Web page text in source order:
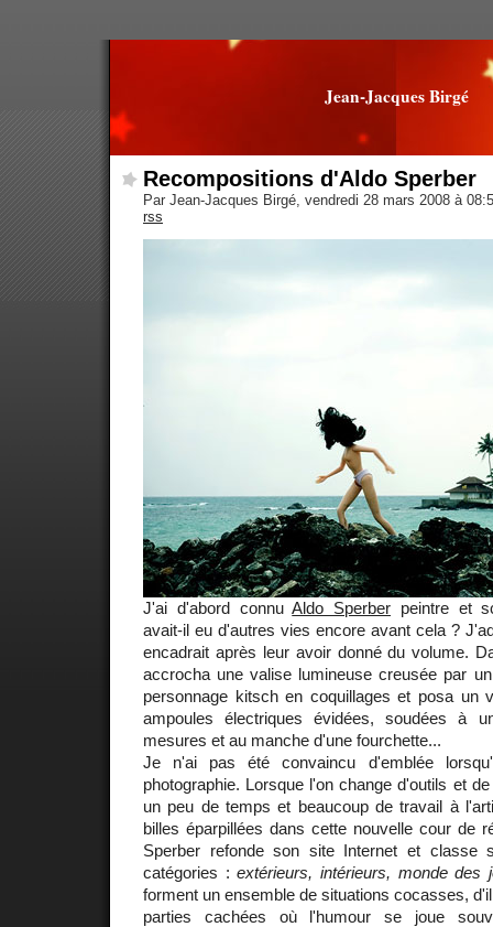
Jean-Jacques Birgé
Recompositions d'Aldo Sperber
Par Jean-Jacques Birgé, vendredi 28 mars 2008 à
rss
J'ai d'abord connuAldo Sperber peintre et
avait-il eu d'autres vies encore avant cela ?
encadrait après leur avoir donné du volume.
accrocha une valise lumineuse creusée par
personnage kitsch en coquillages et posa un
ampoules électriques évidées, soudées à
mesures et au manche d'une fourchette...
Je n'ai pas été convaincu d'emblée
photographie. Lorsque l'on change d'outils et
un peu de temps et beaucoup de travail à
billes éparpillées dans cette nouvelle cour de
Sperber refonde son site Internet et classe
catégories :extérieurs, intérieurs, monde des
forment un ensemble de situations cocasses,
parties cachées où l'humour se joue